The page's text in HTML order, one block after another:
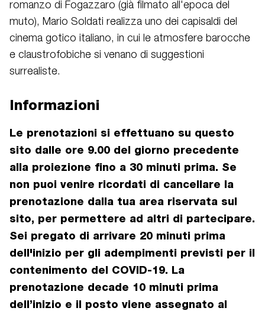
romanzo di Fogazzaro (già filmato all'epoca del
muto), Mario Soldati realizza uno dei capisaldi del
cinema gotico italiano, in cui le atmosfere barocche
e claustrofobiche si venano di suggestioni
surrealiste.
Informazioni
Le prenotazioni si effettuano su questo
sito dalle ore 9.00 del giorno precedente
alla proiezione fino a 30 minuti prima. Se
non puoi venire ricordati di cancellare la
prenotazione dalla tua area riservata sul
sito, per permettere ad altri di partecipare.
Sei pregato di arrivare 20 minuti prima
dell'inizio per gli adempimenti previsti per il
contenimento del COVID-19. La
prenotazione decade 10 minuti prima
dell’inizio e il posto viene assegnato al